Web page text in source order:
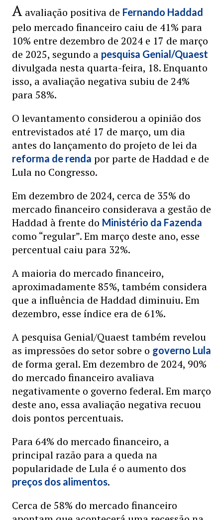
A avaliação positiva de Fernando Haddad
pelo mercado financeiro caiu de 41% para
10% entre dezembro de 2024 e 17 de março
de 2025, segundo a pesquisa Genial/Quaest
divulgada nesta quarta-feira, 18. Enquanto
isso, a avaliação negativa subiu de 24%
para 58%.
O levantamento considerou a opinião dos
entrevistados até 17 de março, um dia
antes do lançamento do projeto de lei da
reforma de renda por parte de Haddad e de
Lula no Congresso.
Em dezembro de 2024, cerca de 35% do
mercado financeiro considerava a gestão de
Haddad à frente do Ministério da Fazenda
como “regular”. Em março deste ano, esse
percentual caiu para 32%.
A maioria do mercado financeiro,
aproximadamente 85%, também considera
que a influência de Haddad diminuiu. Em
dezembro, esse índice era de 61%.
A pesquisa Genial/Quaest também revelou
as impressões do setor sobre o governo Lula
de forma geral. Em dezembro de 2024, 90%
do mercado financeiro avaliava
negativamente o governo federal. Em março
deste ano, essa avaliação negativa recuou
dois pontos percentuais.
Para 64% do mercado financeiro, a
principal razão para a queda na
popularidade de Lula é o aumento dos
preços dos alimentos.
Cerca de 58% do mercado financeiro